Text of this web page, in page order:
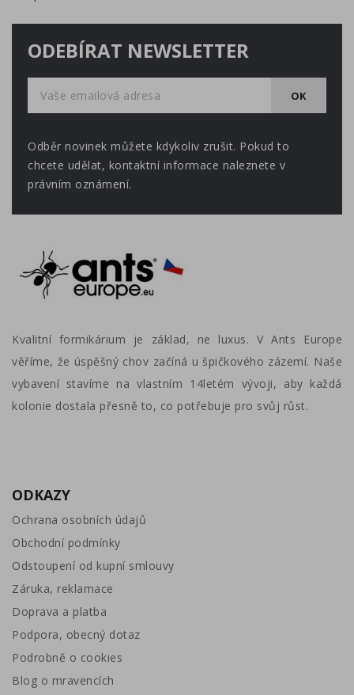
ODEBÍRAT NEWSLETTER
Odběr novinek můžete kdykoliv zrušit. Pokud to
chcete udělat, kontaktní informace naleznete v
právním oznámení.
Kvalitní formikárium je základ, ne luxus. V Ants Europe
věříme, že úspěšný chov začíná u špičkového zázemí. Naše
vybavení stavíme na vlastním 14letém vývoji, aby každá
kolonie dostala přesně to, co potřebuje pro svůj růst.
ODKAZY
Ochrana osobních údajů
Obchodní podmínky
Odstoupení od kupní smlouvy
Záruka, reklamace
Doprava a platba
Podpora, obecný dotaz
Podrobně o cookies
Blog o mravencích